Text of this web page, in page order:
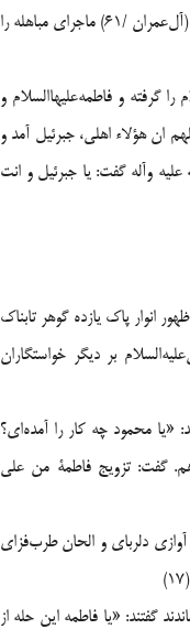
رشيدالدين فضل‌الله ميبدى در ذيل آيه مباركه: «فقل تعالوا ندع ابنائنا وابناءكم ونسائنا ونسائكم وانفسنا وانفسكم‌» (آل‌عمران /61) ماجراى مباهله را
گرفته و فاطمه‌عليهاالسلام و
ان هؤلاء اهلى، جبرئيل آمد و
وآله گفت: يا جبرئيل و انت
انوار پاك يازده گوهر تابناك
بر ديگر خواستگاران
«يا محمود چه كار را آمده‌اى؟
گفت: تزويج فاطمة من على
دلرباى و الحان طرب‌فزاى
گفتند: «يا فاطمه اين حله از